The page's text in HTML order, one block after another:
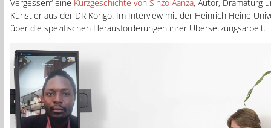
Vergessen“ eine Kurzgeschichte von Sinzo Aanza, Autor, Dramaturg
Künstler aus der DR Kongo. Im Interview mit der Heinrich Heine
über die spezifischen Herausforderungen ihrer Übersetzungsarbeit.